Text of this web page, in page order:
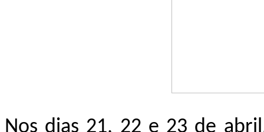
Nos dias 21, 22 e 23 de